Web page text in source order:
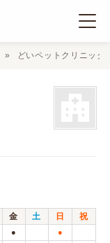
どいペットクリニック
金 土 日
祝
● ●